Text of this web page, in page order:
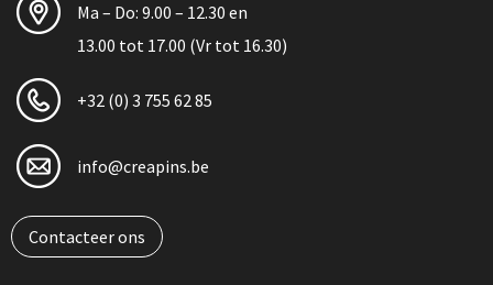
Ma – Do: 9.00 – 12.30 en
13.00 tot 17.00 (Vr tot 16.30)
+32 (0) 3 755 62 85
info@creapins.be
Contacteer ons